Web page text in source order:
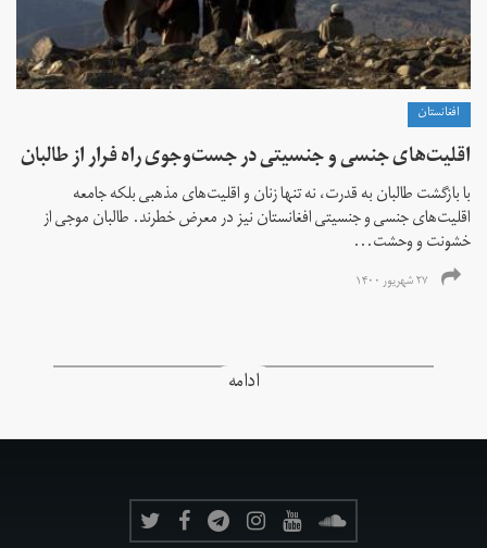
افغانستان
اقلیت‌های جنسی و جنسیتی در جست‌و‌جوی راه فرار از طالبان
با بازگشت طالبان به قدرت، نه تنها زنان و اقلیت‌های مذهبی بلکه جامعه
اقلیت‌های جنسی و جنسیتی افغانستان نیز در معرض خطرند. طالبان موجی از
خشونت و وحشت...
۲۷ شهریور ۱۴۰۰
ادامه